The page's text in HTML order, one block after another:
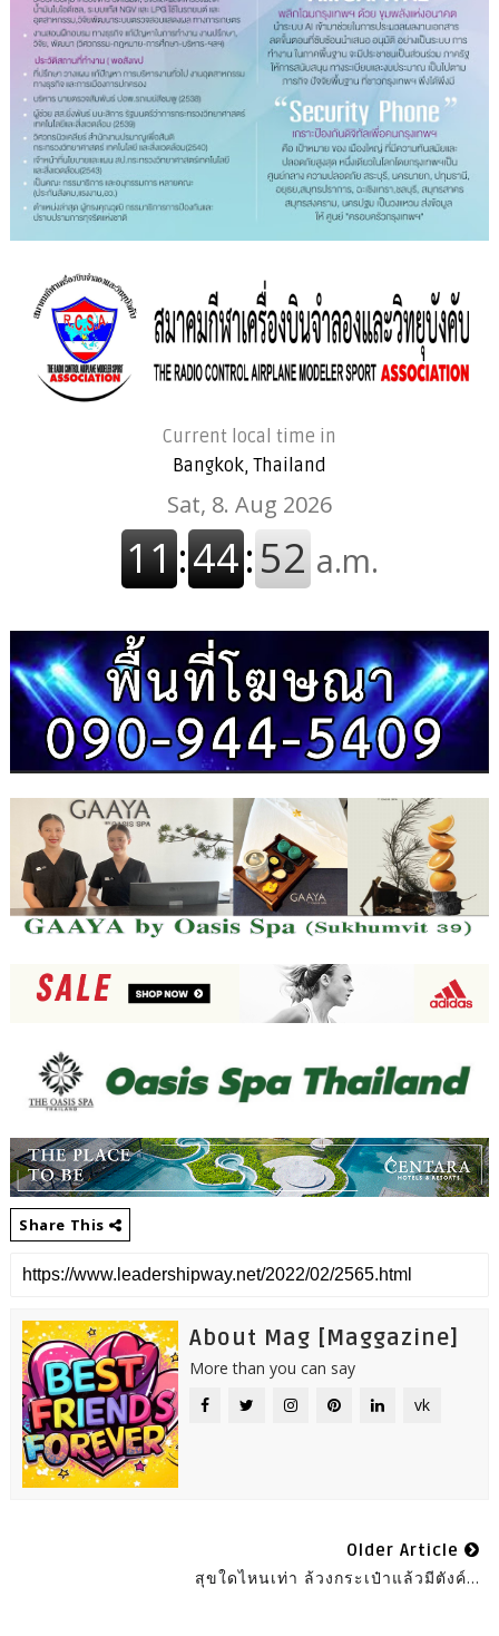
Current local time in
Bangkok, Thailand
Share This
About Mag [Maggazine]
More than you can say
vk
Older Article
สุขใดไหนเท่า ล้วงกระเป๋าแล้วมีตังค์...